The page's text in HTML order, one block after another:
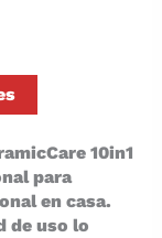
10in1
para
en casa.
de uso lo